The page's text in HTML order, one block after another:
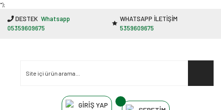
"');
DESTEK Whatsapp
05359609675
WHATSAPP İLETİŞİM
5359609675
GİRİŞ YAP